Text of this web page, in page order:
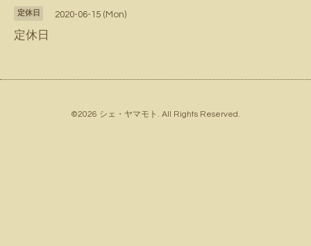
定休日 2020-06-15 (Mon)
定休日
©2026 シェ・ヤマモト . All Rights Reserved.